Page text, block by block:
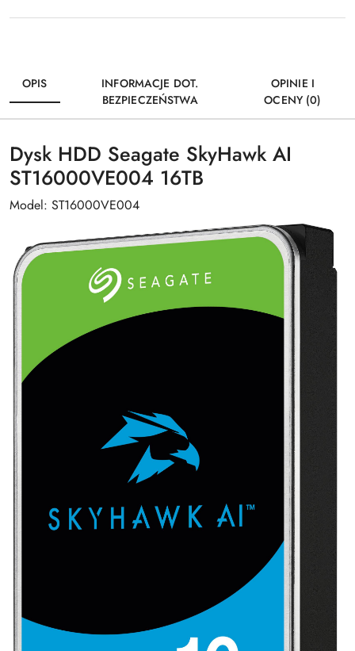
OPIS
INFORMACJE DOT.
BEZPIECZEŃSTWA
OPINIE I
OCENY (0)
Dysk HDD Seagate SkyHawk AI
ST16000VE004 16TB
Model: ST16000VE004